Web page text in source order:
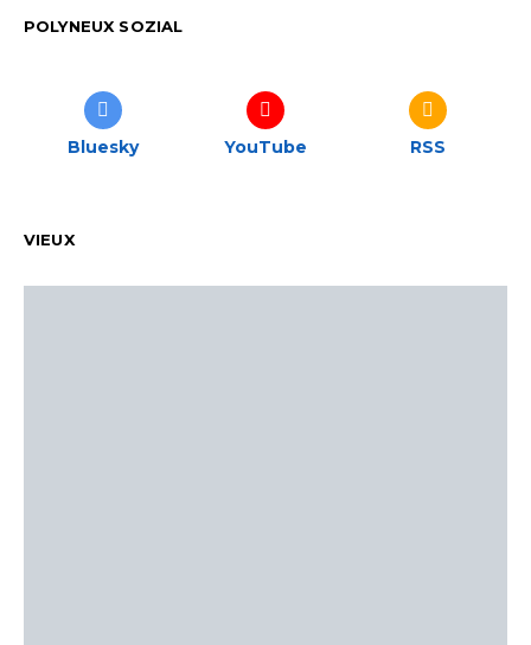
POLYNEUX SOZIAL
Bluesky YouTube RSS
VIEUX